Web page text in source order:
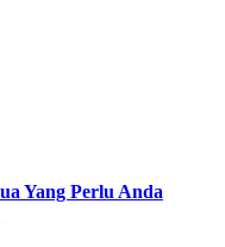
Yang Perlu Anda